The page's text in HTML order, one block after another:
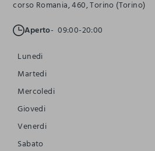
corso Romania, 460, Torino (Torino)
Aperto 09:00-20:00
Lunedi
Martedi
Mercoledi
Giovedi
Venerdi
Sabato